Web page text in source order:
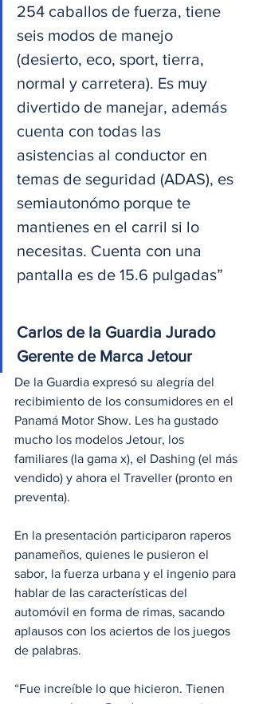
254 caballos de fuerza, tiene
seis modos de manejo
(desierto, eco, sport, tierra,
normal y carretera). Es muy
divertido de manejar, además
cuenta con todas las
asistencias al conductor en
temas de seguridad (ADAS), es
semiautonómo porque te
mantienes en el carril si lo
necesitas. Cuenta con una
pantalla es de 15.6 pulgadas”
Carlos de la Guardia Jurado
Gerente de Marca Jetour
De la Guardia expresó su alegría del
recibimiento de los consumidores en el
Panamá Motor Show. Les ha gustado
mucho los modelos Jetour, los
familiares (la gama x), el Dashing (el más
vendido) y ahora el Traveller (pronto en
preventa).
En la presentación participaron raperos
panameños, quienes le pusieron el
sabor, la fuerza urbana y el ingenio para
hablar de las características del
automóvil en forma de rimas, sacando
aplausos con los aciertos de los juegos
de palabras.
“Fue increíble lo que hicieron. Tienen